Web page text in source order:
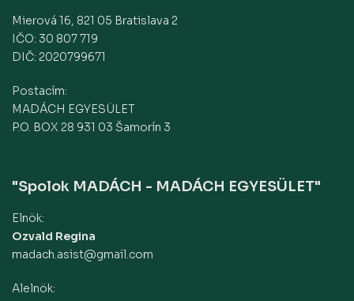
Mierová 16, 821 05 Bratislava 2
IČO: 30 807 719
DIČ: 2020799671
Postacím:
MADÁCH EGYESÜLET
P.O. BOX 28 931 03 Šamorín 3
"Spolok MADÁCH - MADÁCH EGYESÜLET"
Elnök:
Ozvald Regina
madach.asist@gmail.com
Alelnök: